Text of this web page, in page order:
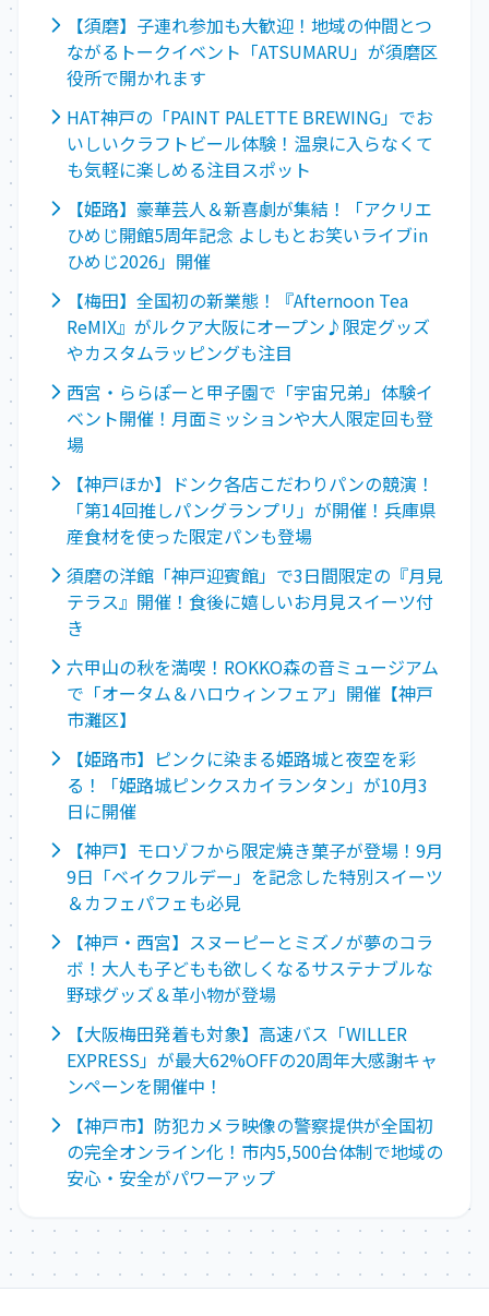
【須磨】子連れ参加も大歓迎！地域の仲間とつ
ながるトークイベント「ATSUMARU」が須磨区
役所で開かれます
HAT神戸の「PAINT PALETTE BREWING」でお
いしいクラフトビール体験！温泉に入らなくて
も気軽に楽しめる注目スポット
【姫路】豪華芸人＆新喜劇が集結！「アクリエ
ひめじ開館5周年記念 よしもとお笑いライブin
ひめじ2026」開催
【梅田】全国初の新業態！『Afternoon Tea
ReMIX』がルクア大阪にオープン♪限定グッズ
やカスタムラッピングも注目
西宮・ららぽーと甲子園で「宇宙兄弟」体験イ
ベント開催！月面ミッションや大人限定回も登
場
【神戸ほか】ドンク各店こだわりパンの競演！
「第14回推しパングランプリ」が開催！兵庫県
産食材を使った限定パンも登場
須磨の洋館「神戸迎賓館」で3日間限定の『月見
テラス』開催！食後に嬉しいお月見スイーツ付
き
六甲山の秋を満喫！ROKKO森の音ミュージアム
で「オータム＆ハロウィンフェア」開催【神戸
市灘区】
【姫路市】ピンクに染まる姫路城と夜空を彩
る！「姫路城ピンクスカイランタン」が10月3
日に開催
【神戸】モロゾフから限定焼き菓子が登場！9月
9日「ベイクフルデー」を記念した特別スイーツ
＆カフェパフェも必見
【神戸・西宮】スヌーピーとミズノが夢のコラ
ボ！大人も子どもも欲しくなるサステナブルな
野球グッズ＆革小物が登場
【大阪梅田発着も対象】高速バス「WILLER
EXPRESS」が最大62%OFFの20周年大感謝キャ
ンペーンを開催中！
【神戸市】防犯カメラ映像の警察提供が全国初
の完全オンライン化！市内5,500台体制で地域の
安心・安全がパワーアップ